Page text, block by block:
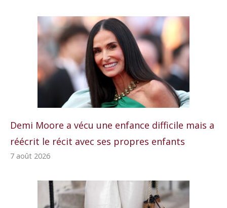
Demi Moore a vécu une enfance difficile mais a
réécrit le récit avec ses propres enfants
7 août 2026